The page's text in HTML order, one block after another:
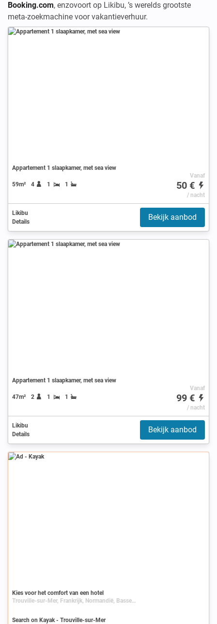
Booking.com, enzovoort op Likibu, ’s werelds grootste
meta-zoekmachine voor vakantieverhuur.
Appartement 1 slaapkamer, met sea view
59m² 4 1 1
Vanaf
50 €
/ nacht
Likibu
Details
Bekijk aanbod
Appartement 1 slaapkamer, met sea view
47m² 2 1 1
Vanaf
99 €
/ nacht
Likibu
Details
Bekijk aanbod
Ad
Kies voor het comfort van een hotel
Trouville-sur-Mer, Frankrijk, Normandië, Basse-Normandie, Calvados
Search on Kayak - Trouville-sur-Mer